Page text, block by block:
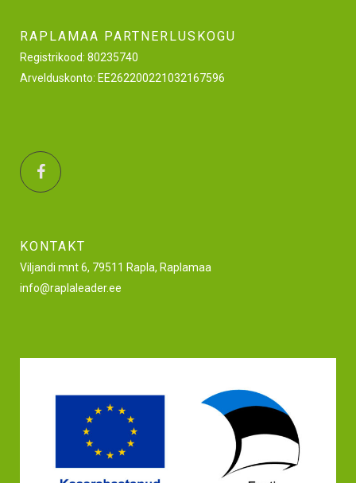
RAPLAMAA PARTNERLUSKOGU
Registrikood: 80235740
Arvelduskonto: EE262200221032167596
KONTAKT
Viljandi mnt 6, 79511 Rapla, Raplamaa
info@raplaleader.ee